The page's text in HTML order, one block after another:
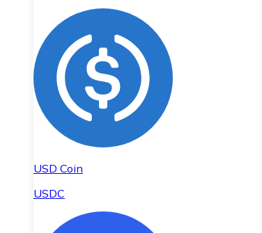
USD Coin
USDC